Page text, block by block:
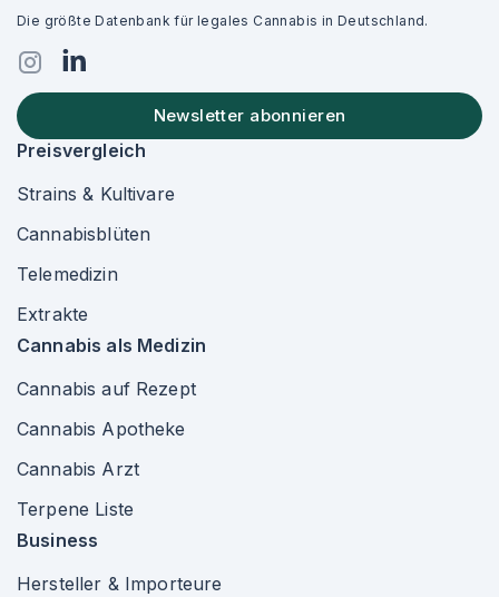
Die größte Datenbank für legales Cannabis in Deutschland.
Newsletter abonnieren
Preisvergleich
Strains & Kultivare
Cannabisblüten
Telemedizin
Extrakte
Cannabis als Medizin
Cannabis auf Rezept
Cannabis Apotheke
Cannabis Arzt
Terpene Liste
Business
Hersteller & Importeure